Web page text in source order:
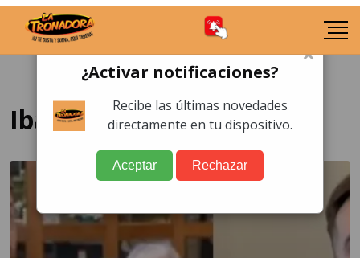
Ibai Llanos
×
¿Activar notificaciones?
Recibe las últimas novedades
directamente en tu dispositivo.
Aceptar Rechazar